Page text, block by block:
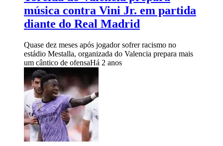
música contra Vini Jr. em partida
diante do Real Madrid
Quase dez meses após jogador sofrer racismo no
estádio Mestalla, organizada do Valencia prepara mais
um cântico de ofensaHá 2 anos